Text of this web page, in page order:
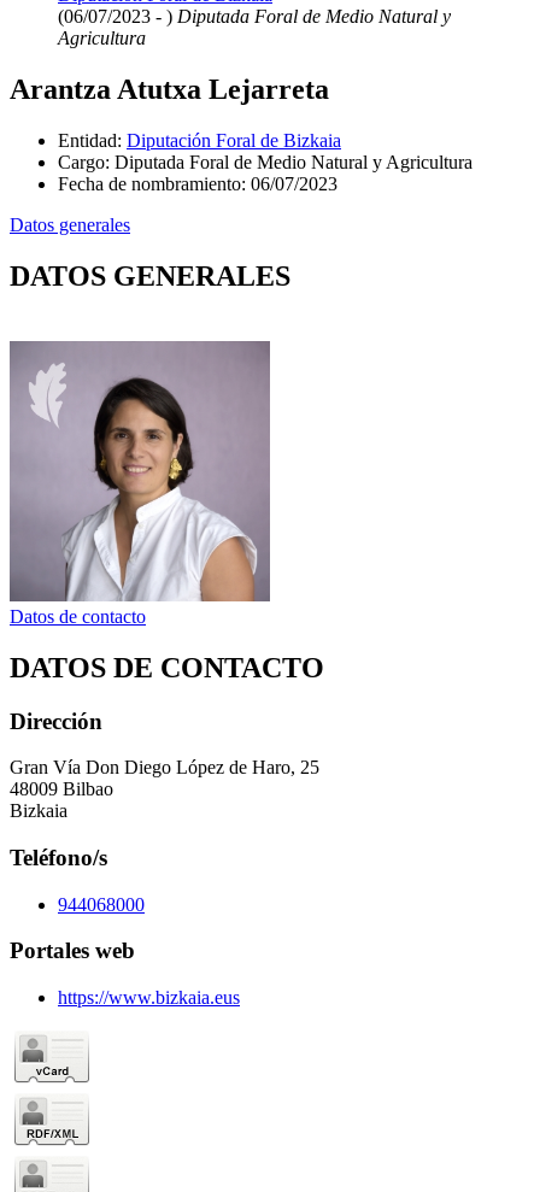
(06/07/2023 - ) Diputada Foral de Medio Natural y
Agricultura
Arantza Atutxa Lejarreta
Entidad: Diputación Foral de Bizkaia
Cargo: Diputada Foral de Medio Natural y Agricultura
Fecha de nombramiento: 06/07/2023
Datos generales
DATOS GENERALES
Datos de contacto
DATOS DE CONTACTO
Dirección
Gran Vía Don Diego López de Haro, 25
48009 Bilbao
Bizkaia
Teléfono/s
944068000
Portales web
https://www.bizkaia.eus